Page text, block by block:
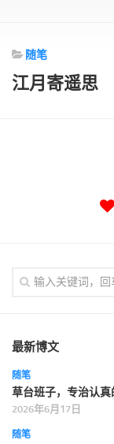
友情链接
随笔
江月寄遥思
最新博文
随笔
草台班子，专治认真
2026年6月17日
随笔